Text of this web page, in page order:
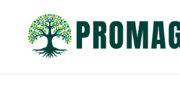
contenido